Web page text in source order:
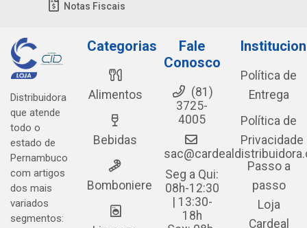
Notas Fiscais
Distribuidora
que atende
todo o
estado de
Pernambuco
com artigos
dos mais
variados
segmentos:
Categorias
Alimentos
Bebidas
Bomboniere
Fale
Conosco
(81)
3725-
4005
Seg a Qui:
08h-12:30
| 13:30-
18h
Política de
Entrega
Política de
Privacidade
Passo a
passo
Loja
Cardeal